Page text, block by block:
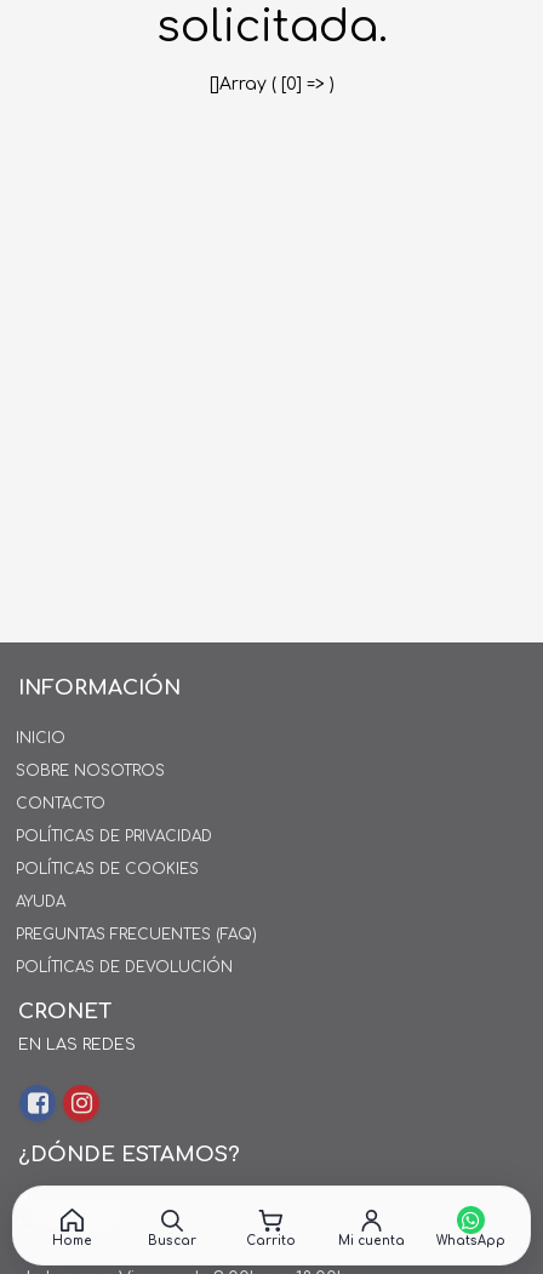
solicitada.
[]Array ( [0] => )
INFORMACIÓN
INICIO
SOBRE NOSOTROS
CONTACTO
POLÍTICAS DE PRIVACIDAD
POLÍTICAS DE COOKIES
AYUDA
PREGUNTAS FRECUENTES (FAQ)
POLÍTICAS DE DEVOLUCIÓN
CRONET
EN LAS REDES
¿DÓNDE ESTAMOS?
Alejo Rossell y Rius 1695, Montevideo, Uruguay
26 242424*
Home Buscar Carrito Mi cuenta